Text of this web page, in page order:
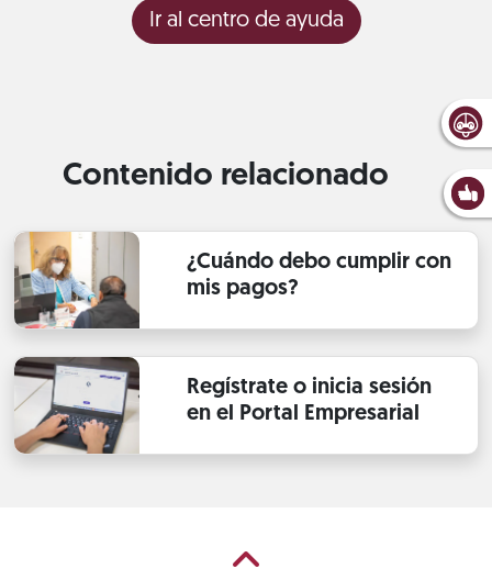
Ir al centro de ayuda
Contenido relacionado
¿Cuándo debo cumplir con
mis pagos?
Regístrate o inicia sesión
en el Portal Empresarial